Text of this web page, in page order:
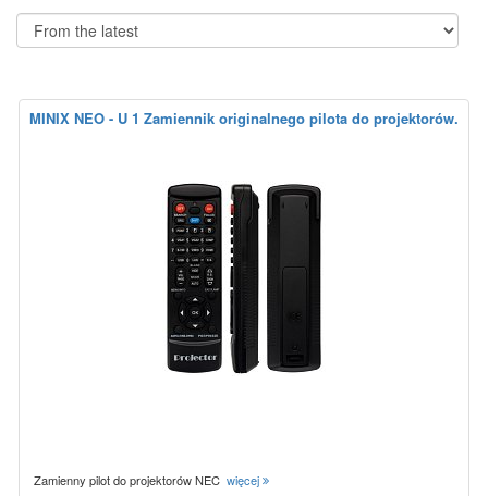
MINIX NEO - U 1 Zamiennik originalnego pilota do projektorów.
Zamienny pilot do projektorów NEC więcej